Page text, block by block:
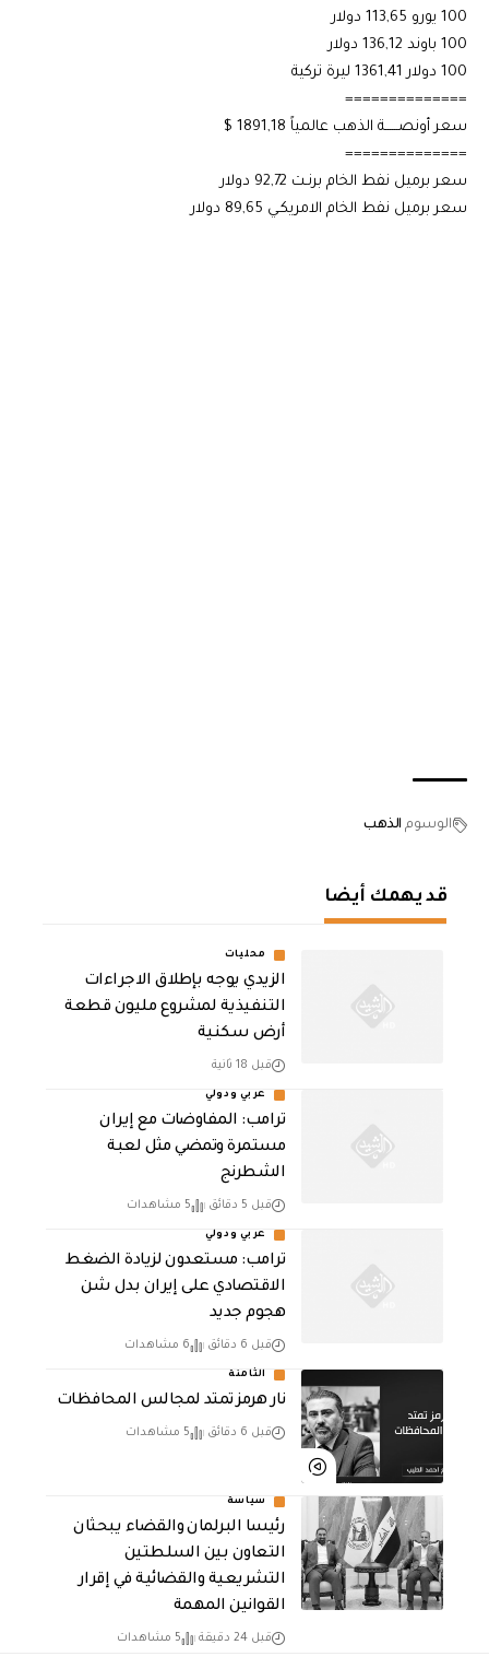
100 يورو 113,65 دولار
100 باوند 136,12 دولار
100 دولار 1361,41 ليرة تركية
==============
سعر أونصــــــة الذهب عالمياً 1891,18 $
==============
سعر برميل نفط الخام برنـت 92,72 دولار
سعر برميل نفط الخام الامريكـي 89,65 دولار
الوسوم الذهب
قد يهمك أيضا
محليات
الزيدي يوجه بإطلاق الاجراءات
التنفيذية لمشروع مليون قطعة
أرض سكنية
قبل 18 ثانية
عربي ودولي
‏ترامب: المفاوضات مع إيران
مستمرة وتمضي مثل لعبة
الشطرنج
قبل 5 دقائق 5 مشاهدات
عربي ودولي
‏ترامب: مستعدون لزيادة الضغط
الاقتصادي على إيران بدل شن
هجوم جديد
قبل 6 دقائق 6 مشاهدات
الثامنة
نار هرمز تمتد لمجالس المحافظات
قبل 6 دقائق 5 مشاهدات
سياسة
رئيسا البرلمان والقضاء يبحثان
التعاون بين السلطتين
التشريعية والقضائية في إقرار
القوانين المهمة
قبل 24 دقيقة 5 مشاهدات